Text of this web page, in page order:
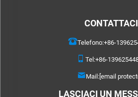
CONTATTACI
Telefono:+86-
Tel:+86-
Mail:[email
LASCIACI UN